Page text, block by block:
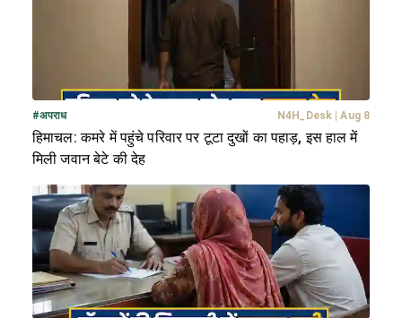
#अपराध N4H_Desk Aug 8
हिमाचल: कमरे में पहुंचे परिवार पर टूटा दुखों का पहाड़, इस हाल में
मिली जवान बेटे की देह